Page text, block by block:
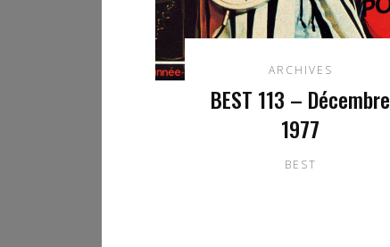
ARCHIVES
BEST 113 – Décembre
1977
BEST